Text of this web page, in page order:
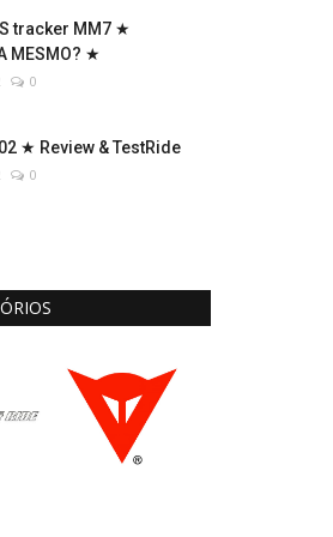
tracker MM7 ★
MESMO? ★
0
★ Review & TestRide
0